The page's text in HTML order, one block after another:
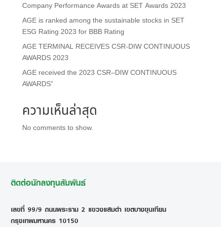
Company Performance Awards at SET Awards 2023
AGE is ranked among the sustainable stocks in SET
ESG Rating 2023 for BBB Rating
AGE TERMINAL RECEIVES CSR-DIW CONTINUOUS
AWARDS 2023
AGE received the 2023 CSR–DIW CONTINUOUS
AWARDS”
ความเห็นล่าสุด
No comments to show.
ติดต่อนักลงทุนสัมพันธ์
เลขที่ 99/9 ถนนพระราม 2 แขวงแสมดำ เขตบางขุนเทียน
กรุงเทพมหานคร 10150